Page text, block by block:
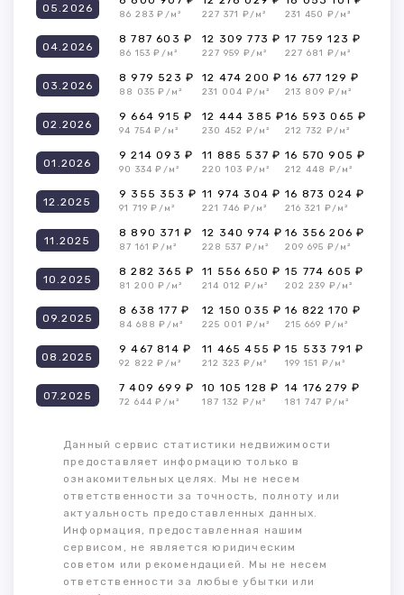
05.2026
86 283 ₽/м² 227 371 ₽/м² 231 450 ₽/м²
04.2026
8 787 603 ₽
86 153 ₽/м²
12 309 773 ₽
227 959 ₽/м²
17 759 123 ₽
227 681 ₽/м²
03.2026
8 979 523 ₽
88 035 ₽/м²
12 474 200 ₽
231 004 ₽/м²
16 677 129 ₽
213 809 ₽/м²
02.2026
9 664 915 ₽
94 754 ₽/м²
12 444 385 ₽
230 452 ₽/м²
16 593 065 ₽
212 732 ₽/м²
01.2026
9 214 093 ₽
90 334 ₽/м²
11 885 537 ₽
220 103 ₽/м²
16 570 905 ₽
212 448 ₽/м²
12.2025
9 355 353 ₽
91 719 ₽/м²
11 974 304 ₽
221 746 ₽/м²
16 873 024 ₽
216 321 ₽/м²
11.2025
8 890 371 ₽
87 161 ₽/м²
12 340 974 ₽
228 537 ₽/м²
16 356 206 ₽
209 695 ₽/м²
10.2025
8 282 365 ₽
81 200 ₽/м²
11 556 650 ₽
214 012 ₽/м²
15 774 605 ₽
202 239 ₽/м²
09.2025
8 638 177 ₽
84 688 ₽/м²
12 150 035 ₽
225 001 ₽/м²
16 822 170 ₽
215 669 ₽/м²
08.2025
9 467 814 ₽
92 822 ₽/м²
11 465 455 ₽
212 323 ₽/м²
15 533 791 ₽
199 151 ₽/м²
07.2025
7 409 699 ₽
72 644 ₽/м²
10 105 128 ₽
187 132 ₽/м²
14 176 279 ₽
181 747 ₽/м²
Данный сервис статистики недвижимости
предоставляет информацию только в
ознакомительных целях. Мы не несем
ответственности за точность, полноту или
актуальность предоставленных данных.
Информация, предоставленная нашим
сервисом, не является юридическим
советом или рекомендацией. Мы не несем
ответственности за любые убытки или